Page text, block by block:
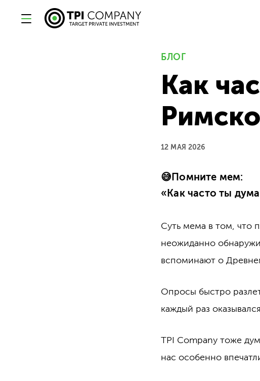
БЛОГ
Как
12 МАЯ 2026
😅Помните мем:
«Как часто ты
Суть мема в том, что
неожиданно
вспоминают о
Опросы быстро
каждый раз
TPI Company тоже
нас особенно